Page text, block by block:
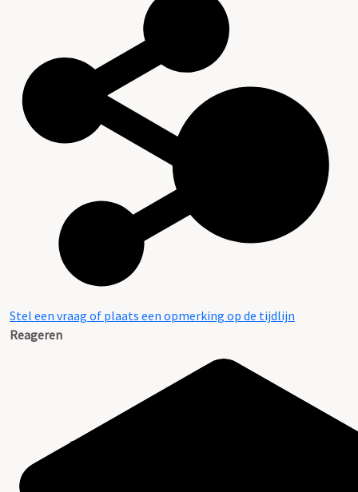
Stel een vraag of plaats een opmerking op de tijdlijn
Reageren